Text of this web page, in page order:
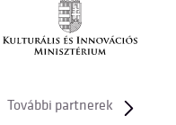
További partnerek